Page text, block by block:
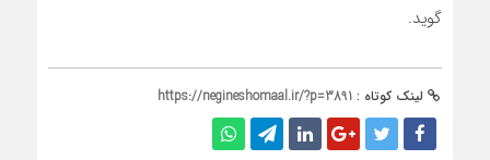
گوید.
لینک کوتاه : https://negineshomaal.ir/?p=3891